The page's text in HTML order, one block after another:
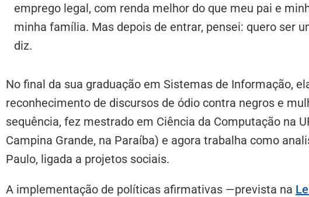
emprego legal, com renda melhor do que meu pai e
minha família. Mas depois de entrar, pensei: quero ser
diz.
No final da sua graduação em Sistemas de Informação,
reconhecimento de discursos de ódio contra negros e
sequência, fez mestrado em Ciência da Computação na
Campina Grande, na Paraíba) e agora trabalha como
Paulo, ligada a projetos sociais.
A implementação de políticas afirmativas —prevista na